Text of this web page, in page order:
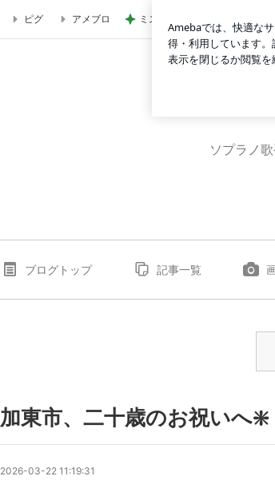
ピグ アメブロ ミスドで感無量のファンシード
ソプラノ
ブログトップ 記事一覧
加東市、二十歳のお祝いへ❇️
2026-03-22 11:19:31